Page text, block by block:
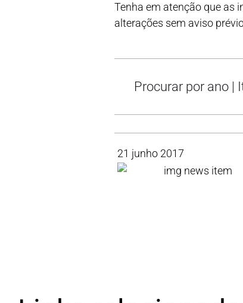
Tenha em atenção que as
alterações sem aviso
Procurar por ano |
21 junho 2017